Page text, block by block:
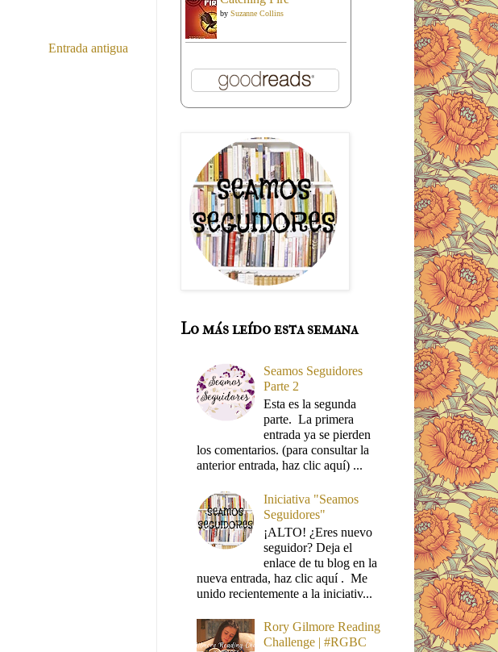
Entrada antigua
by Suzanne Collins
Lo más leído esta semana
Seamos Seguidores
Parte 2
Esta es la segunda
parte. La primera
entrada ya se pierden
los comentarios. (para consultar la
anterior entrada, haz clic aquí) ...
Iniciativa "Seamos
Seguidores"
¡ALTO! ¿Eres nuevo
seguidor? Deja el
enlace de tu blog en la
nueva entrada, haz clic aquí . Me
unido recientemente a la iniciativ...
Rory Gilmore Reading
Challenge | #RGBC